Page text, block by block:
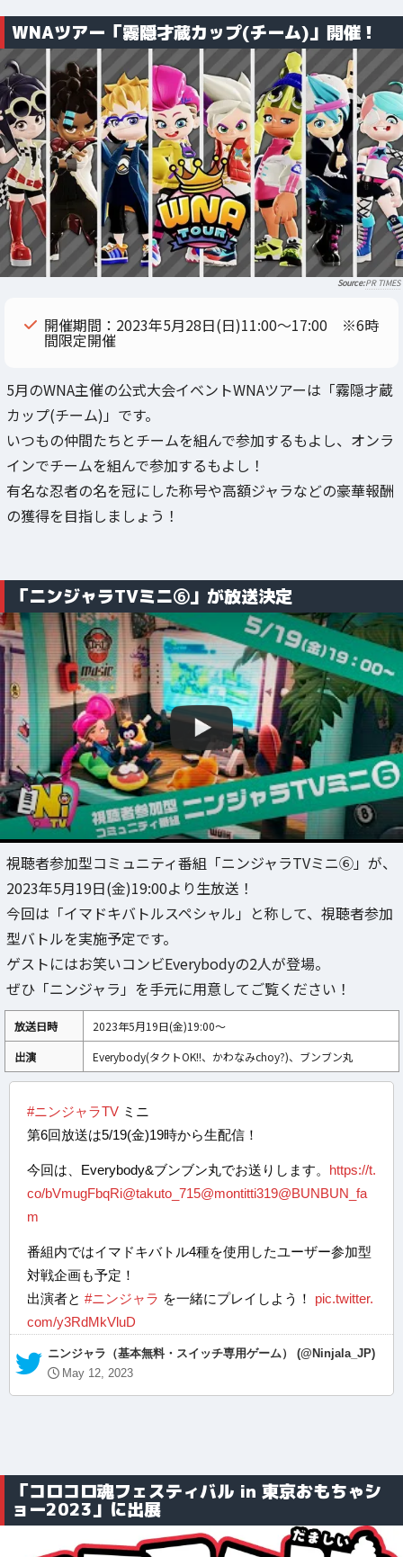
WNAツアー「霧隠才蔵カップ(チーム)」開催！
PR TIMES
開催期間：2023年5月28日(日)11:00～17:00 ※6時
間限定開催
5月のWNA主催の公式大会イベントWNAツアーは「霧隠才蔵
カップ(チーム)」です。
いつもの仲間たちとチームを組んで参加するもよし、オンラ
インでチームを組んで参加するもよし！
有名な忍者の名を冠にした称号や高額ジャラなどの豪華報酬
の獲得を目指しましょう！
「ニンジャラTVミニ⑥」が放送決定
視聴者参加型コミュニティ番組「ニンジャラTVミニ⑥」が、
2023年5月19日(金)19:00より生放送！
今回は「イマドキバトルスペシャル」と称して、視聴者参加
型バトルを実施予定です。
ゲストにはお笑いコンビEverybodyの2人が登場。
ぜひ「ニンジャラ」を手元に用意してご覧ください！
放送日時
2023年5月19日(金)19:00～
出演
Everybody(タクトOK!!、かわなみchoy?)、ブンブン丸
#ニンジャラTV ミニ
第6回放送は5/19(金)19時から生配信！
今回は、Everybody&ブンブン丸でお送りします。 https://t.
co/bVmugFbqRi@takuto_715@montitti319@BUNBUN_fa
m
番組内ではイマドキバトル4種を使用したユーザー参加型
対戦企画も予定！
出演者と #ニンジャラ を一緒にプレイしよう！ pic.twitter.
com/y3RdMkVluD
— ニンジャラ（基本無料・スイッチ専用ゲーム） (@Ninjala_JP)
May 12, 2023
「コロコロ魂フェスティバル in 東京おもちゃシ
ョー2023」に出展